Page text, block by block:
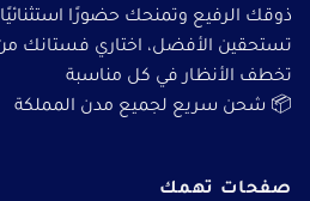
ذوقك الرفيع وتمنحك حضورًا
تستحقين الأفضل، اختاري فستانك من
تخطف الأنظار في كل مناسبة
📦 شحن سريع لجميع مدن المملكة
صفحات تهمك